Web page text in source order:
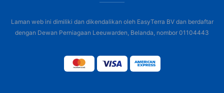
Laman web ini dimiliki dan dikendalikan oleh EasyTerra BV dan berdaftar
dengan Dewan Perniagaan Leeuwarden, Belanda, nombor 01104443